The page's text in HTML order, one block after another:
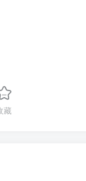
藏